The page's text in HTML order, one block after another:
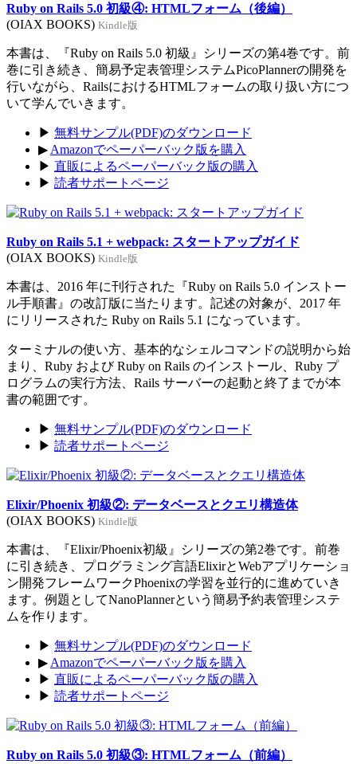
Ruby on Rails 5.0 初級④: HTMLフォーム（後編）
(OIAX BOOKS) Kindle版
本書は、『Ruby on Rails 5.0 初級』シリーズの第4巻です。前
巻に引き続き、簡易予定表管理システムPicoPlannerの開発を
行いながら、RailsにおけるHTMLフォームの取り扱い方につ
いて学んでいきます。
▶ 無料サンプル(PDF)のダウンロード
▶ Amazonでペーパーバック版を購入
▶ 直販によるペーパーバック版の購入
▶ 読者サポートページ
Ruby on Rails 5.1 + webpack: スタートアップガイド
(OIAX BOOKS) Kindle版
本書は、2016 年に刊行された『Ruby on Rails 5.0 インストー
ル手順書』の改訂版に当たります。記述の対象が、2017 年
にリリースされた Ruby on Rails 5.1 になっています。
ターミナルの使い方、基本的なシェルコマンドの説明から始
まり、Ruby および Ruby on Rails のインストール、Ruby プ
ログラムの実行方法、Rails サーバーの起動と終了までが本
書の範囲です。
▶ 無料サンプル(PDF)のダウンロード
▶ 読者サポートページ
Elixir/Phoenix 初級②: データベースとクエリ構造体
(OIAX BOOKS) Kindle版
本書は、『Elixir/Phoenix初級』シリーズの第2巻です。前巻
に引き続き、プログラミング言語ElixirとWebアプリケーショ
ン開発フレームワークPhoenixの学習を並行的に進めていき
ます。例題としてNanoPlannerという簡易予約表管理システ
ムを作ります。
▶ 無料サンプル(PDF)のダウンロード
▶ Amazonでペーパーバック版を購入
▶ 直販によるペーパーバック版の購入
▶ 読者サポートページ
Ruby on Rails 5.0 初級③: HTMLフォーム（前編）